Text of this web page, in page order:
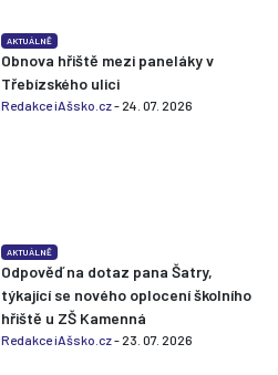
AKTUÁLNĚ
Obnova hřiště mezi paneláky v
Třebízského ulici
Redakce iAšsko.cz- 24. 07. 2026
AKTUÁLNĚ
Odpověď na dotaz pana Šatry,
týkající se nového oplocení školního
hřiště u ZŠ Kamenná
Redakce iAšsko.cz- 23. 07. 2026